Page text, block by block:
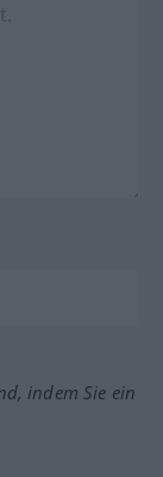
indem Sie ein